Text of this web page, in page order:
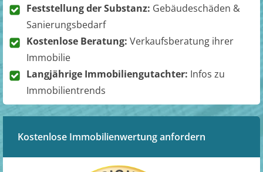
Feststellung der Substanz: Gebäudeschäden &
Sanierungsbedarf
Kostenlose Beratung: Verkaufsberatung ihrer
Immobilie
Langjährige Immobiliengutachter: Infos zu
Immobilientrends
Kostenlose Immobilienwertung anfordern